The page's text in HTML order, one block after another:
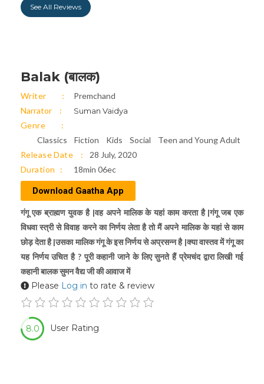
See All Reviews
Balak (बालक)
Writer
Premchand
Narrator
Suman Vaidya
Genre
Classics
Fiction Kids Social
Teen and Young Adult
Release Date
28 July, 2020
Duration
18min 06ec
Download Gaatha App
गंगू एक ब्राह्मण युवक है |वह अपने मालिक के यहां काम करता है |गंगू जब एक
विधवा स्त्री से विवाह करने का निर्णय लेता है तो मैं अपने मालिक के यहां से काम
छोड़ देता है |उसका मालिक गंगू के इस निर्णय से अप्रसन्न है |क्या वास्तव में गंगू का
यह निर्णय उचित है ? पूरी कहानी जाने के लिए सुनते हैं प्रेमचंद द्वारा लिखी गई
कहानी बालक सुमन वैद्य जी की आवाज में
Please Log in to rate & review
User Rating
8.0